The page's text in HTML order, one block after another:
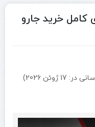
کامل خرید جارو